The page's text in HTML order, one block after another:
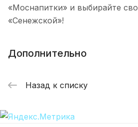
«Моснапитки» и выбирайте
«Сенежской»!
Дополнительно
Назад к списку